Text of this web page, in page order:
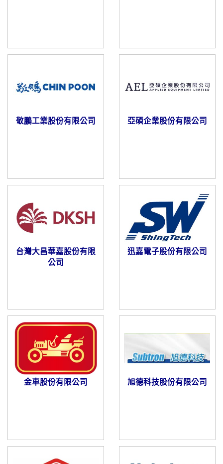
敬鵬工業股份有限公司 亞碩企業股份有限公司
台灣大昌華嘉股份有限
公司
迅嘉電子股份有限公司
金車股份有限公司 旭德科技股份有限公司